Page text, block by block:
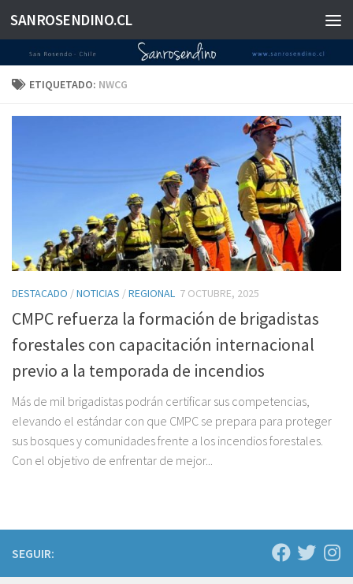
Saltar al contenido
SANROSENDINO.CL
ETIQUETADO: NWCG
DESTACADO /NOTICIAS /REGIONAL 7 OCTUBRE, 2025
CMPC refuerza la formación de brigadistas
forestales con capacitación internacional
previo a la temporada de incendios
Más de mil brigadistas podrán certificar sus competencias,
elevando el estándar con que CMPC se prepara para proteger
sus bosques y comunidades frente a los incendios forestales.
Con el objetivo de enfrentar de mejor...
SEGUIR: